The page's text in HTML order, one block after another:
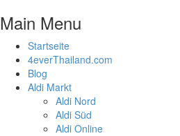
Main Menu
Startseite
4everThailand.com
Blog
Aldi Markt
Aldi Nord
Aldi Süd
Aldi Online